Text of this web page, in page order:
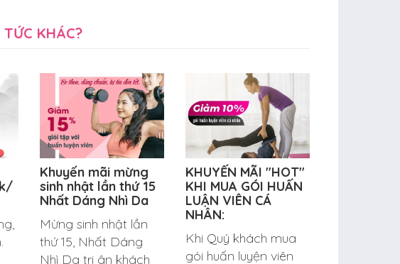
KHÁC?
Khuyến mãi mừng
sinh nhật lần thứ 15
Nhất Dáng Nhì Da
Mừng sinh nhật lần
thứ 15, Nhất Dáng
Nhì Da tri ân khách
KHUYẾN MÃI "HOT"
KHI MUA GÓI HUẤN
LUẬN VIÊN CÁ
NHÂN:
Khi Quý khách mua
gói huấn luyện viên